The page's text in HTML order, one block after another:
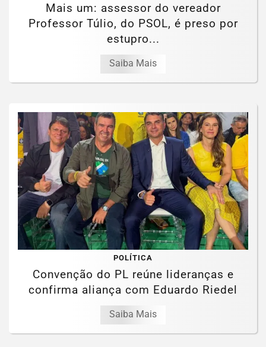
Mais um: assessor do vereador
Professor Túlio, do PSOL, é preso por
estupro...
Saiba Mais
POLÍTICA
Convenção do PL reúne lideranças e
confirma aliança com Eduardo Riedel
Saiba Mais